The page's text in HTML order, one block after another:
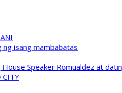
isang mambabatas
Speaker Romualdez at
CITY